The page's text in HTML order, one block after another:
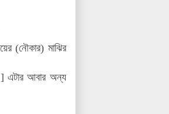
(নৌকার) মাঝির
এটার আবার অন্য